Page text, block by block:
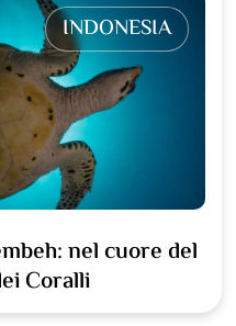
INDONESIA
nel cuore del
Coralli